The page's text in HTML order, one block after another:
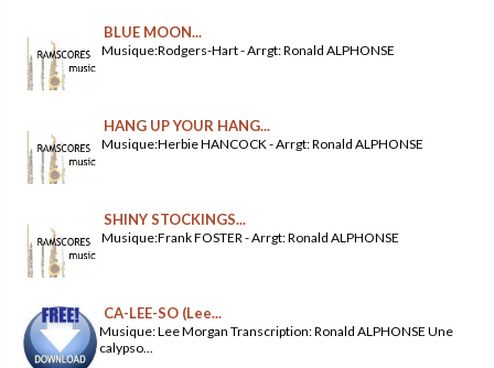
BLUE MOON...
Musique:Rodgers-Hart - Arrgt: Ronald ALPHONSE
HANG UP YOUR HANG...
Musique:Herbie HANCOCK - Arrgt: Ronald ALPHONSE
SHINY STOCKINGS...
Musique:Frank FOSTER - Arrgt: Ronald ALPHONSE
CA-LEE-SO (Lee...
Musique: Lee Morgan Transcription: Ronald ALPHONSE Une
calypso...